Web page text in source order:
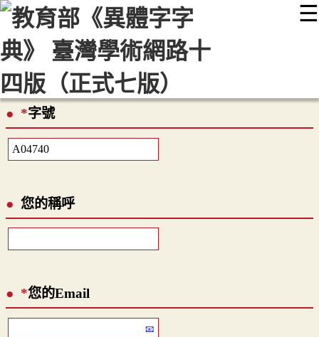
☰
::: 最新消息 常見問題 編輯說明
顯示模式
網站導覽
*字號
您的稱呼
*您的Email